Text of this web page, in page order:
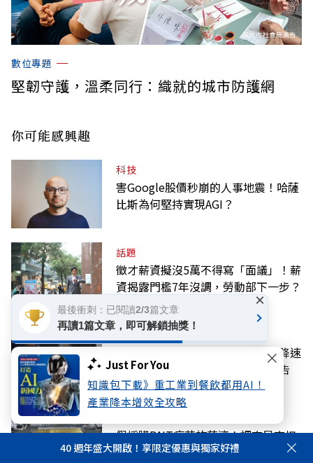
Just For You
知識包下載》重工業到餐飲都用AI！
產業降本增效全攻略
數位專題
堅韌守護，溫柔同行：織就的城市防護網
你可能感興趣
科技
害Google股價秒崩的人事地震！哈薩
比斯為何堅持實現AGI？
話題
徵才薪資擬沒5萬不得寫「面議」！薪
資揭露門檻7年沒調，勞動部下一步？
話題
城鎮韌性8月演習斷網！行動網路降速
演練將登場，7日「災防訊息」預告
假採購BNT疫苗詐慈濟！調查局查扣
嫌犯財產逾10億元，慈濟也發聲明
40 週年盛大開啟！享限定優惠與獨家好禮
最後衝刺：已閱讀2/3篇文章
再讀1篇文章，即可解鎖抽獎！
×